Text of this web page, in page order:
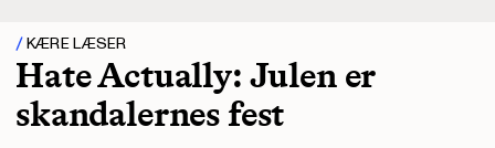
KÆRE LÆSER
Hate Actually: Julen er
skandalernes fest